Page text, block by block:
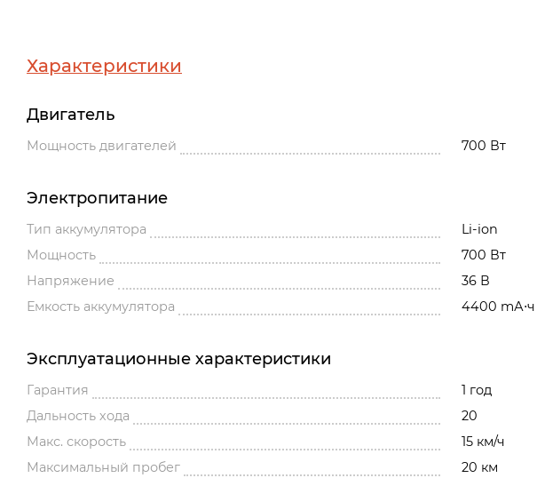
Характеристики
Двигатель
Мощность двигателей 700 Вт
Электропитание
Тип аккумулятора
Li-ion
Мощность
700 Вт
Напряжение
36 В
Емкость аккумулятора
4400 mА⋅ч
Эксплуатационные характеристики
Гарантия
1 год
Дальность хода
20
Макс. скорость
15 км/ч
Максимальный пробег
20 км